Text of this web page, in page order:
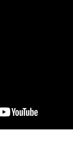
Centres de loisirs
Espace jeunes